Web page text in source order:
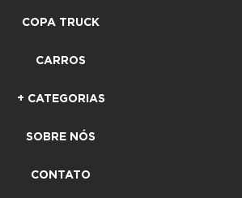
COPA TRUCK
CARROS
+ CATEGORIAS
SOBRE NÓS
CONTATO